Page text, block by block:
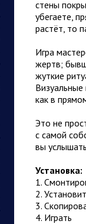
стены
убегаете,
растёт, то
Игра
жертв;
жуткие
как в
Это не
с самой
вы
Установка:
1.
2.
3.
4. Играть